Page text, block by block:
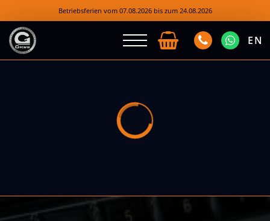
Betriebsferien vom 07.08.2026 bis zum 24.08.2026
EN